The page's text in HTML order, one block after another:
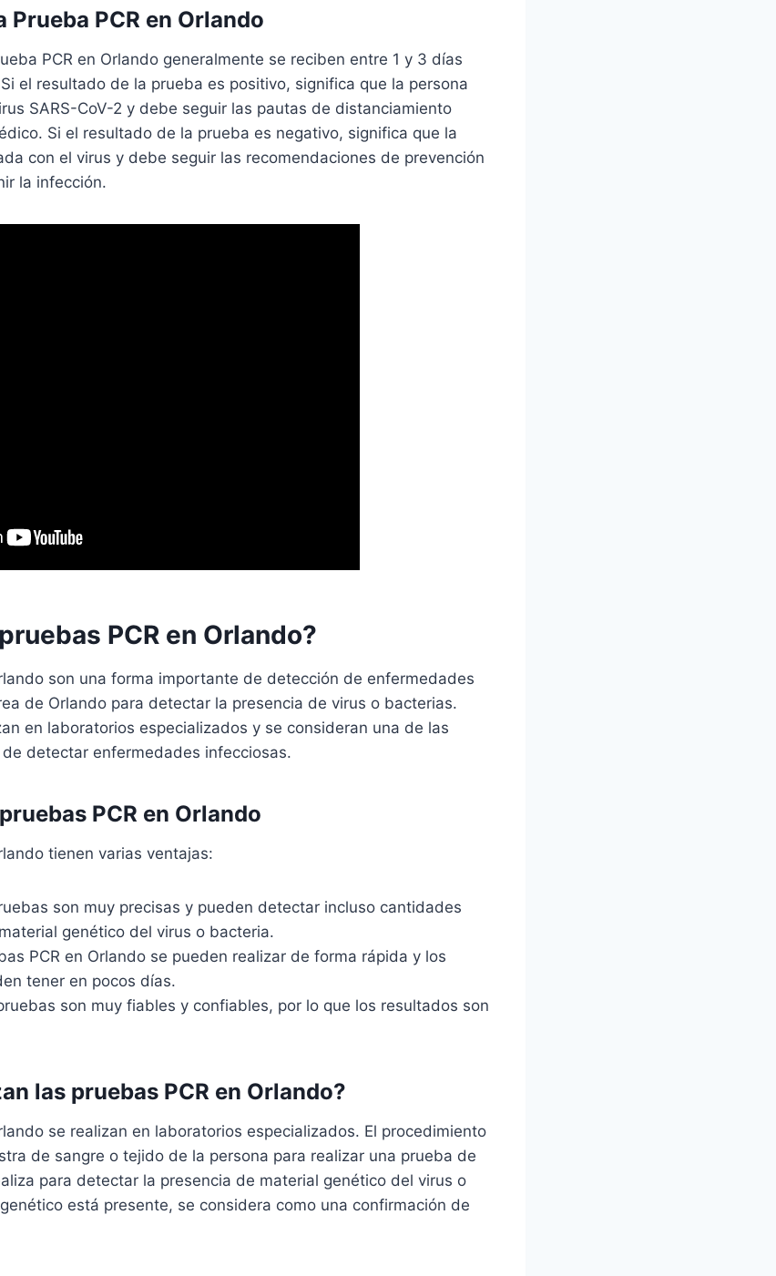
Prueba PCR en Orlando
PCR en Orlando generalmente se reciben entre 1 y 3 días
el resultado de la prueba es positivo, significa que la persona
SARS-CoV-2 y debe seguir las pautas de distanciamiento
Si el resultado de la prueba es negativo, significa que la
con el virus y debe seguir las recomendaciones de prevención
la infección.
PCR en Orlando?
son una forma importante de detección de enfermedades
de Orlando para detectar la presencia de virus o bacterias.
en laboratorios especializados y se consideran una de las
detectar enfermedades infecciosas.
PCR en Orlando
tienen varias ventajas:
son muy precisas y pueden detectar incluso cantidades
genético del virus o bacteria.
PCR en Orlando se pueden realizar de forma rápida y los
tener en pocos días.
son muy fiables y confiables, por lo que los resultados son
las pruebas PCR en Orlando?
se realizan en laboratorios especializados. El procedimiento
de sangre o tejido de la persona para realizar una prueba de
para detectar la presencia de material genético del virus o
está presente, se considera como una confirmación de